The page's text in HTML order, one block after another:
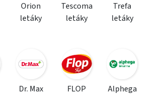
Orion
letáky
Tescoma
letáky
Trefa
letáky
Dr. Max
FLOP
Alphega